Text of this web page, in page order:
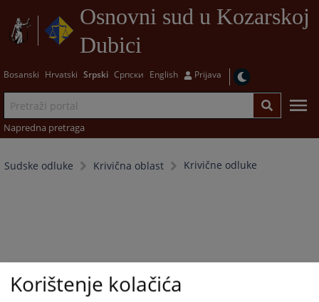
Osnovni sud u Kozarskoj
Dubici
Bosanski Hrvatski Srpski Српски English Prijava
Napredna pretraga
Sudske odluke Krivična oblast Krivične odluke
Korištenje kolačića